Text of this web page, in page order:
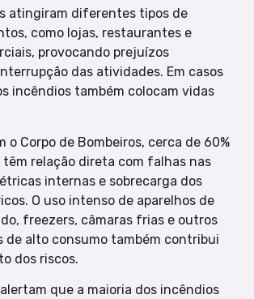
atingiram diferentes tipos de
como lojas, restaurantes e
provocando prejuízos
das atividades. Em casos
incêndios também colocam vidas
o Corpo de Bombeiros, cerca de 60%
têm relação direta com falhas nas
internas e sobrecarga dos
O uso intenso de aparelhos de
freezers, câmaras frias e outros
de alto consumo também contribui
dos riscos.
que a maioria dos incêndios